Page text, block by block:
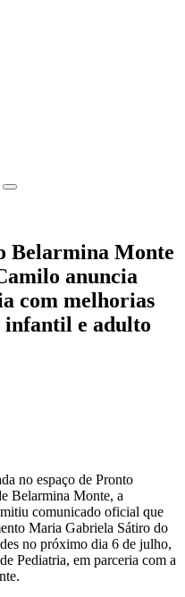
Belarmina Monte
anuncia
com melhorias
infantil e adulto
no espaço de Pronto
Belarmina Monte, a
comunicado oficial que
Maria Gabriela Sátiro do
no próximo dia 6 de julho,
Pediatria, em parceria com a